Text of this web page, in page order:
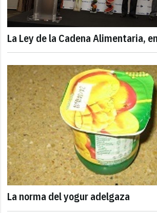
La Ley de la Cadena Alimentaria,
La norma del yogur adelgaza